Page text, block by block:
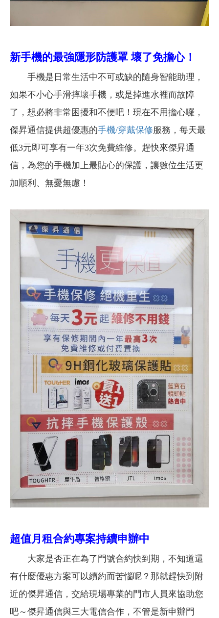
新手機的最強隱形防護罩 壞了免擔心！
手機是日常生活中不可或缺的隨身智能助理，
如果不小心手滑摔壞手機，或是掉進水裡而故障
了，想必將非常困擾和不便吧！現在不用擔心囉，
傑昇通信提供超優惠的手機/穿戴保修服務，每天最
低3元即可享有一年3次免費維修。趕快來傑昇通
信，為您的手機加上最貼心的保護，讓數位生活更
加順利、無憂無慮！
超值月租合約專案持續申辦中
大家是否正在為了門號合約快到期，不知道還
有什麼優惠方案可以續約而苦惱呢？那就趕快到附
近的傑昇通信，交給現場專業的門市人員來協助您
吧～傑昇通信與三大電信合作，不管是新申辦門